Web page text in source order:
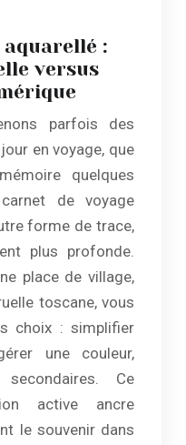
aquarellé :
versus
parfois des
en voyage, que
quelques
de voyage
forme de trace,
plus profonde.
place de village,
toscane, vous
choix : simplifier
une couleur,
Ce
active ancre
le souvenir dans